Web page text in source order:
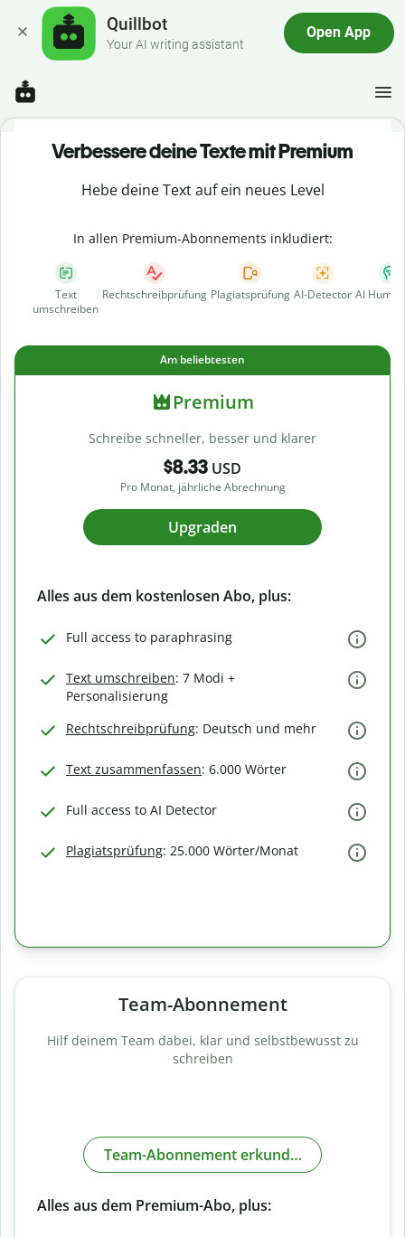
Quillbot
Your AI writing assistant
Open App
Verbessere deine Texte mit Premium
Hebe deine Text auf ein neues Level
In allen Premium-Abonnements inkludiert:
Text
umschreiben
Rechtschreibprüfung Plagiatsprüfung AI-Detector AI
Am beliebtesten
Premium
Schreibe schneller, besser und klarer
$8.33 USD
Pro Monat, jährliche Abrechnung
Upgraden
Alles aus dem kostenlosen Abo, plus:
Full access to paraphrasing
Text umschreiben: 7 Modi +
Personalisierung
Rechtschreibprüfung: Deutsch und mehr
Text zusammenfassen: 6.000 Wörter
Full access to AI Detector
Plagiatsprüfung: 25.000 Wörter/Monat
Team-Abonnement
Hilf deinem Team dabei, klar und selbstbewusst zu
schreiben
Team-Abonnement erkunden
Alles aus dem Premium-Abo, plus: